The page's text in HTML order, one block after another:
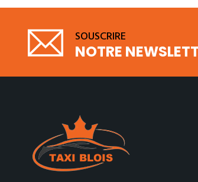
SOUSCRIRE
NOTRE